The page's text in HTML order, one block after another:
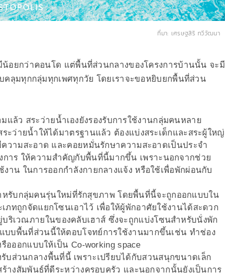
ที่มา: เศรษฐสิริ ทวีวัฒนา
อยกว่าคอนโด แต่พื้นที่ส่วนกลางของโครงการบ้านนั้น จะมี
ลุมทุกกลุ่มทุกเพศทุกวัย โดยเราจะขอหยิบยกพื้นที่ส่วน
แล้ว สระว่ายน้ำเองยังรองรับการใช้งานกลุ่มคนหลาย
ะว่ายน้ำให้ได้มาตรฐานแล้ว ต้องแบ่งสระเด็กและสระผู้ใหญ่
วามสะอาด และคอยหมั่นรักษาความสะอาดเป็นประจำ
การ ให้ความสำคัญกับพื้นที่นี้มากขึ้น เพราะนอกจากช่วย
าน ในการออกกำลังกายกลางแจ้ง หรือใช้เพื่อพักผ่อนกับ
รับกลุ่มคนรุ่นใหม่ที่รักสุขภาพ โดยพื้นที่นี้จะถูกออกแบบใน
ภทถูกจัดแยกโซนเอาไว้ เพื่อให้ผู้พักอาศัยใช้งานได้สะดวก
ริเวณภายในของคลับเฮาส์ ซึ่งจะถูกแบ่งโซนสำหรับนั่งพัก
บบพื้นที่ส่วนนี้ให้ตอบโจทย์การใช้งานมากขึ้นเช่น ทำช่อง
อออกแบบให้เป็น Co-working space
บส่วนกลางพื้นที่นี้ เพราะเปรียบได้กับสวนสนุกขนาดเล็ก
างสัมพันธ์ที่ดีระหว่างครอบครัว และนอกจากนั้นยังเป็นการ